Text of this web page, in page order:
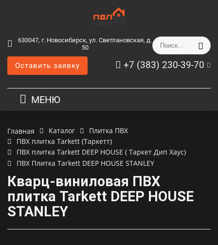
630047, г. Новосибирск, ул. Светлановская, д.
50
+7 (383) 230-39-70
Оставить заявку
МЕНЮ
Главная Каталог
Плитка ПВХ
ПВХ плитка Tarkett (Таркетт)
ПВХ плитка Tarkett DEEP HOUSE ( Таркет Дип Хаус)
ПВХ Плитка Tarkett DEEP HOUSE STANLEY
Кварц-виниловая ПВХ
плитка Tarkett DEEP HOUSE
STANLEY